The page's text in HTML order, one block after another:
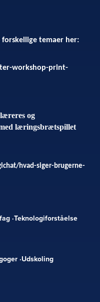
temaer her:
workshop-print-
og
læringsbrætspillet
hvad-siger-brugerne-
Teknologiforståelse
Udskoling